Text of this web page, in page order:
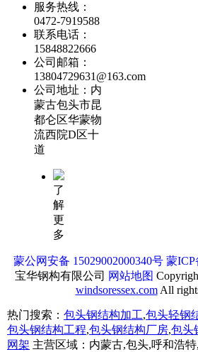
服务热线：
0472-7919588
联系电话：
15848822666
公司邮箱：
13804729631@163.com
公司地址：内
蒙古包头市昆
都仑区华蒙物
流西院D区十
道
了
解
更
多
蒙公网安备 15029002000340号 蒙ICP
宝华钢构有限公司 网站地图
windsoressex.comAll
热门搜索： 包头钢结构加工,包头轻钢
包头钢结构工程,包头钢结构厂房,包头
网架 主营区域：内蒙古,包头,呼和浩